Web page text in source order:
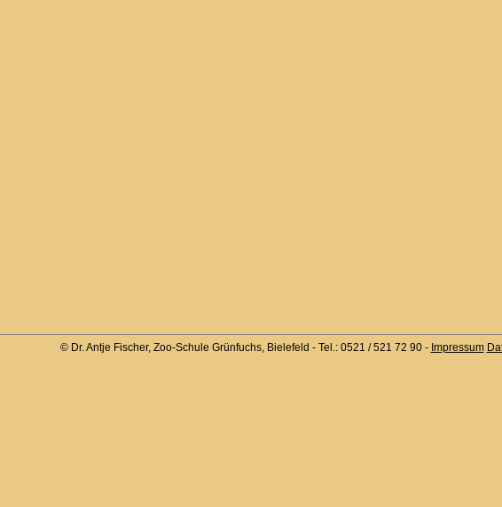
© Dr. Antje Fischer, Zoo-Schule Grünfuchs, Bielefeld - Tel.: 0521 / 521 72 90 - Impressum